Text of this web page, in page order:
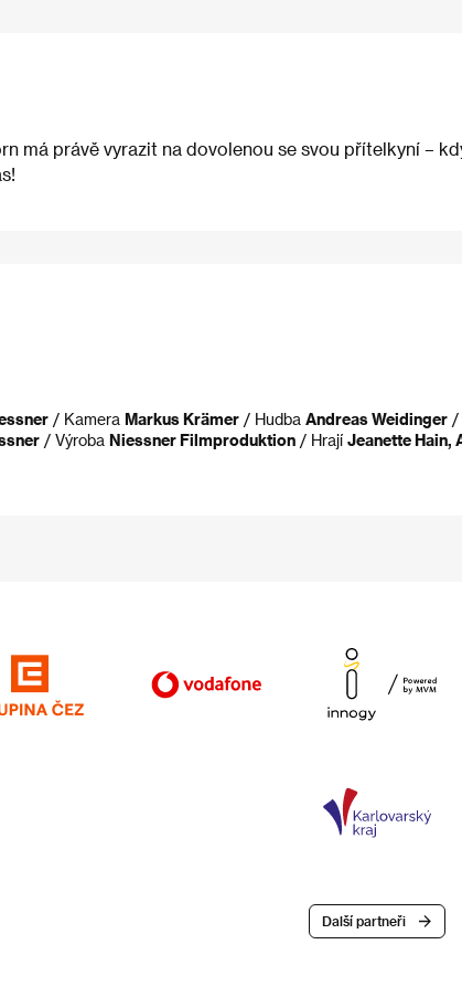
má právě vyrazit na dovolenou se svou přítelkyní –
/ Kamera Markus Krämer / Hudba Andreas Weidinger /
/ Výroba Niessner Filmproduktion / Hrají Jeanette Hain,
Další partneři